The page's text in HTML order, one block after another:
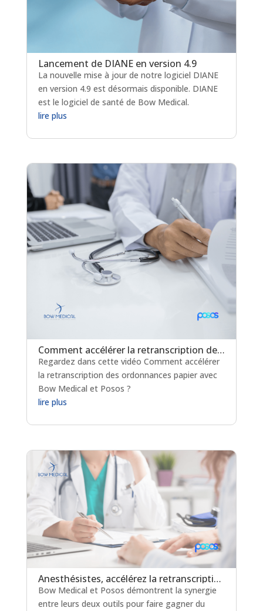
Lancement de DIANE en version 4.9
La nouvelle mise à jour de notre logiciel DIANE
en version 4.9 est désormais disponible. DIANE
est le logiciel de santé de Bow Medical.
lire plus
Comment accélérer la retranscription des ordonnances papier avec Bow Medical et Posos ?
Regardez dans cette vidéo Comment accélérer
la retranscription des ordonnances papier avec
Bow Medical et Posos ?
lire plus
Anesthésistes, accélérez la retranscription des ordonnances papier avec Bow Medical et Posos
Bow Medical et Posos démontrent la synergie
entre leurs deux outils pour faire gagner du